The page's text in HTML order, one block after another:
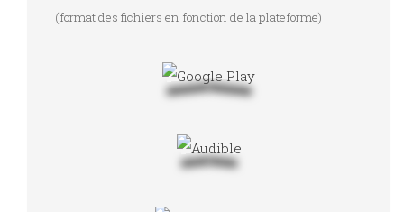
(format des fichiers en fonction de la plateforme)